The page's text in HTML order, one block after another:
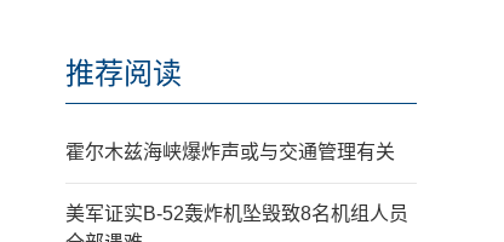
推荐阅读
霍尔木兹海峡爆炸声或与交通管理有关
美军证实B-52轰炸机坠毁致8名机组人员